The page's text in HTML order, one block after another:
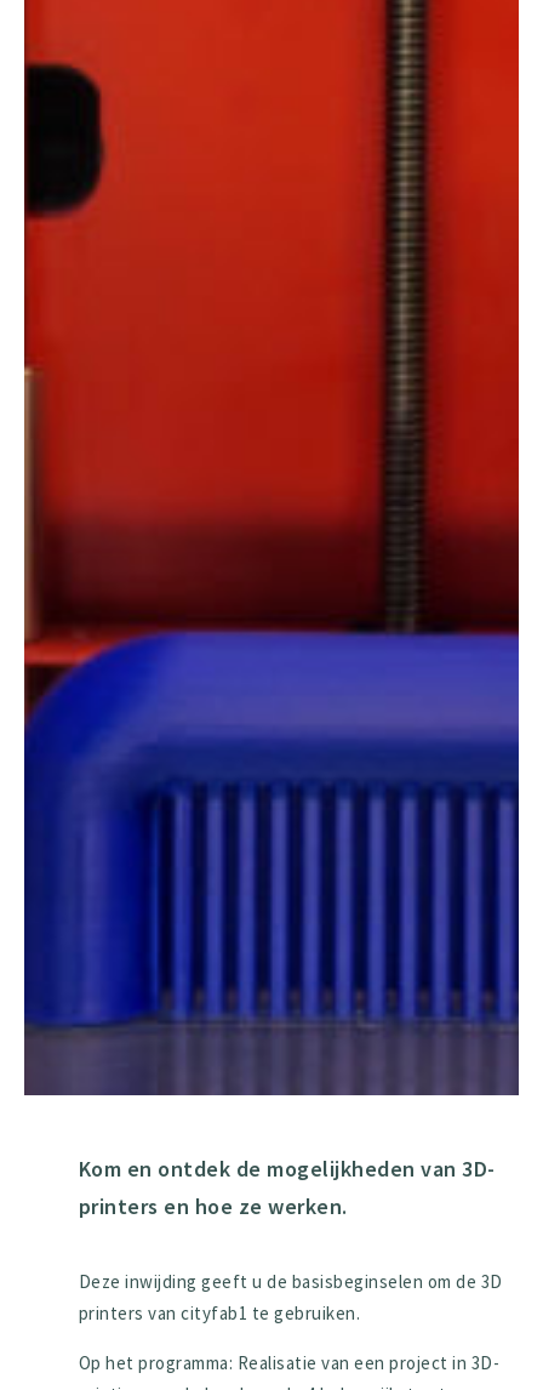
Kom en ontdek de mogelijkheden van 3D-
printers en hoe ze werken.
Deze inwijding geeft u de basisbeginselen om de 3D
printers van cityfab1 te gebruiken.
Op het programma: Realisatie van een project in 3D-